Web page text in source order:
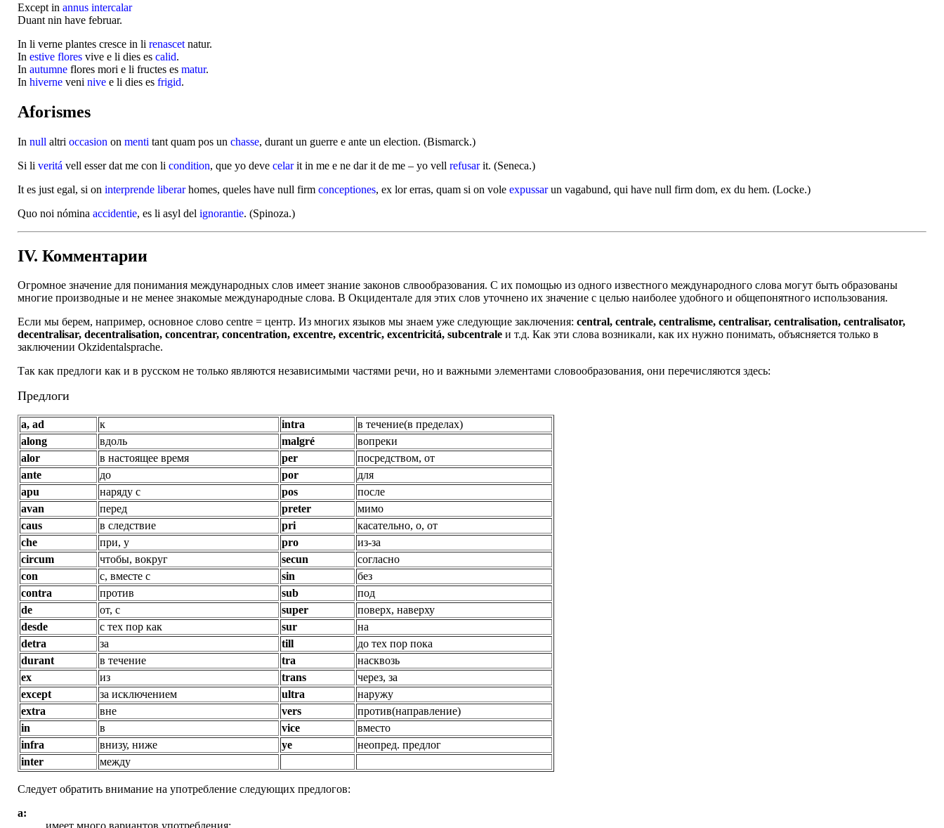
Except in annus intercalar
Duant nin have februar.
In li verne plantes cresce in li renascet natur.
In estive flores vive e li dies es calid.
In autumne flores mori e li fructes es matur.
In hiverne veni nive e li dies es frigid.
Aforismes
In null altri occasion on menti tant quam pos un chasse, durant un guerre e ante un election. (Bismarck.)
Si li veritá vell esser dat me con li condition, que yo deve celarit in me e ne dar it de me – yo vell refusarit. (Seneca.)
It es just egal, si on interprende liberarhomes, queles have null firm conceptiones, ex lor erras, quam si on vole expussarun vagabund, qui have null firm dom, ex du hem. (Locke.)
Quo noi nómina accidentie, es li asyl del ignorantie. (Spinoza.)
IV. Комментарии
Огромное значение для понимания международных слов имеет знание законов слвообразования. С их помощью из одного известного международного слова могут быть образованы
многие производные и не менее знакомые международные слова. В Окцидентале для этих слов уточнено их значение с целью наиболее удобного и общепонятного использования.
Если мы берем, например, основное слово centre = центр. Из многих языков мы знаем уже следующие заключения: central, centrale, centralisme, centralisar, centralisation, centralisator,
decentralisar, decentralisation, concentrar, concentration, excentre, excentric, excentricitá, subcentrale и т.д. Как эти слова возникали, как их нужно понимать, объясняется только в
заключении Okzidentalsprache.
Так как предлоги как и в русском не только являются независимыми частями речи, но и важными элементами словообразования, они перечисляются здесь:
Предлоги
a, ad к intra
в течение(в пределах)
along
вдоль malgré
вопреки
alor
в настоящее время per
посредством, от
ante
до por
для
apu
наряду с pos
после
avan
перед preter
мимо
caus
в следствие pri
касательно, о, от
che
при, у pro
из-за
circum
чтобы, вокруг secun
согласно
con
с, вместе с sin
без
contra
против sub
под
de
от, с super
поверх, наверху
desde
с тех пор как sur
на
detra
за till
до тех пор пока
durant
в течение tra
насквозь
ex
из trans
через, за
except
за исключением ultra
наружу
extra
вне vers
против(направление)
in
в vice
вместо
infra
внизу, ниже ye
неопред. предлог
inter
между
Следует обратить внимание на употребление следующих предлогов:
a: